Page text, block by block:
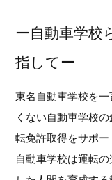
ー自動車学校
指してー
東名自動車学校を
くない自動車学校
転免許取得をサポ
自動車学校は運転